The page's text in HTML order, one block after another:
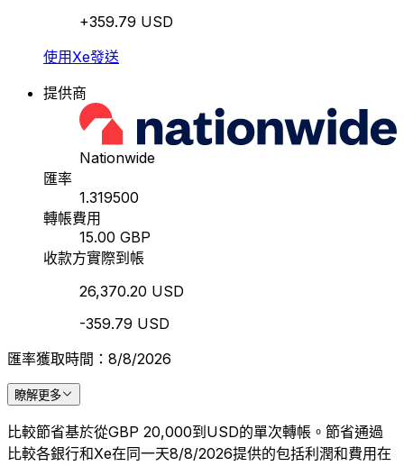
+359.79 USD
使用Xe發送
提供商
Nationwide
匯率
1.319500
轉帳費用
15.00 GBP
收款方實際到帳
26,370.20 USD
-359.79 USD
匯率獲取時間：8/8/2026
瞭解更多
比較節省基於從GBP 20,000到USD的單次轉帳。節省通過
比較各銀行和Xe在同一天8/8/2026提供的包括利潤和費用在